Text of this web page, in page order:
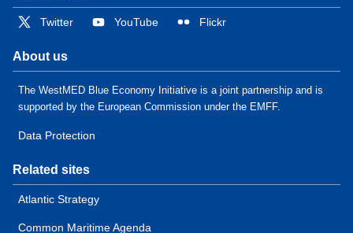
Twitter YouTube Flickr
About us
The WestMED Blue Economy Initiative is a joint partnership and is
supported by the European Commission under the EMFF.
Data Protection
Related sites
Atlantic Strategy
Common Maritime Agenda